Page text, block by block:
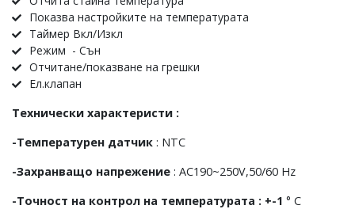
Показва настройките на температурата
Таймер Вкл/Изкл
Режим - Сън
Отчитане/показване на грешки
Ел.клапан
Технически характеристи :
-Температурен датчик : NTC
-Захранващо напрежение : AC190~250V,50/60 Hz
-Точност на контрол на температурата : +-1 ° C